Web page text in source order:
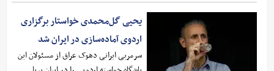
یحیی گل‌محمدی خواستار برگزاری
اردوی آماده‌سازی در ایران شد
سرمربی ایرانی دهوک عراق از مسئولان این